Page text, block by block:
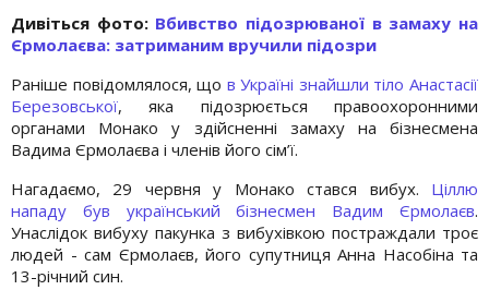
Дивіться фото: Вбивство підозрюваної в замаху на
Єрмолаєва: затриманим вручили підозри
Раніше повідомлялося, що в Україні знайшли тіло Анастасії
Березовської, яка підозрюється правоохоронними
органами Монако у здійсненні замаху на бізнесмена
Вадима Єрмолаєва і членів його сім’ї.
Нагадаємо, 29 червня у Монако стався вибух. Ціллю
нападу був український бізнесмен Вадим Єрмолаєв.
Унаслідок вибуху пакунка з вибухівкою постраждали троє
людей - сам Єрмолаєв, його супутниця Анна Насобіна та
13-річний син.